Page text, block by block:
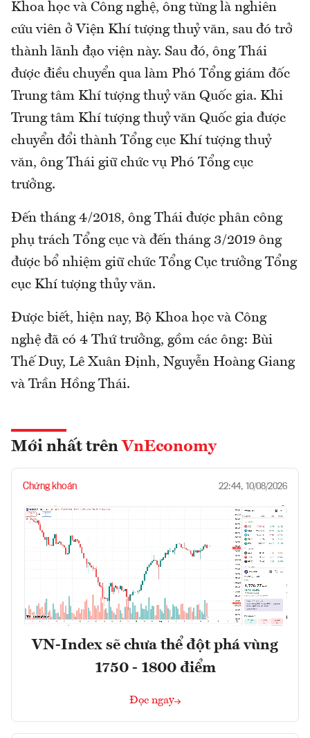
Khoa học và Công nghệ, ông từng là nghiên
cứu viên ở Viện Khí tượng thuỷ văn, sau đó trở
thành lãnh đạo viện này. Sau đó, ông Thái
được điều chuyển qua làm Phó Tổng giám đốc
Trung tâm Khí tượng thuỷ văn Quốc gia. Khi
Trung tâm Khí tượng thuỷ văn Quốc gia được
chuyển đổi thành Tổng cục Khí tượng thuỷ
văn, ông Thái giữ chức vụ Phó Tổng cục
trưởng.
Đến tháng 4/2018, ông Thái được phân công
phụ trách Tổng cục và đến tháng 3/2019 ông
được bổ nhiệm giữ chức Tổng Cục trưởng Tổng
cục Khí tượng thủy văn.
Được biết, hiện nay, Bộ Khoa học và Công
nghệ đã có 4 Thứ trưởng, gồm các ông: Bùi
Thế Duy, Lê Xuân Định, Nguyễn Hoàng Giang
và Trần Hồng Thái.
Mới nhất trên VnEconomy
Chứng khoán 22:44, 10/08/2026
VN-Index sẽ chưa thể đột phá vùng
1750 - 1800 điểm
Đọc ngay